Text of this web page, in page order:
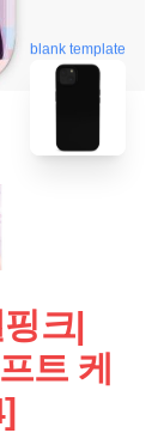
blank template
크|
트 케